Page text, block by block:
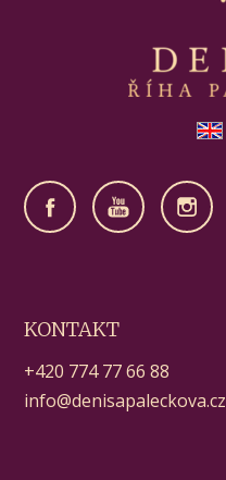
KONTAKT
+420 774 77 66 88
info@denisapaleckova.cz